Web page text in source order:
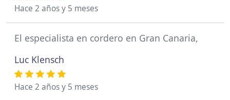
Hace 2 años y 5 meses
El especialista en cordero en Gran Canaria,
Luc Klensch
Hace 2 años y 5 meses